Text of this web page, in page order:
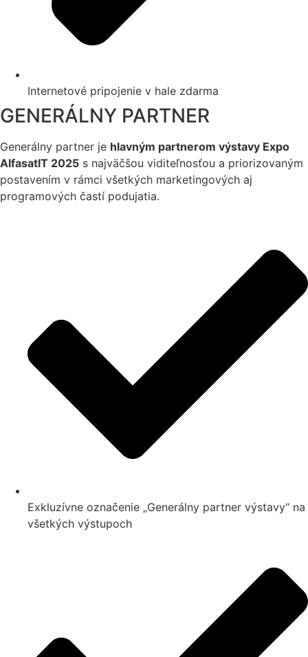
Internetové pripojenie v hale zdarma
GENERÁLNY PARTNER
Generálny partner je hlavným partnerom výstavy Expo
AlfasatIT 2025 s najväčšou viditeľnosťou a priorizovaným
postavením v rámci všetkých marketingových aj
programových častí podujatia.
Exkluzívne označenie „Generálny partner výstavy“ na
všetkých výstupoch